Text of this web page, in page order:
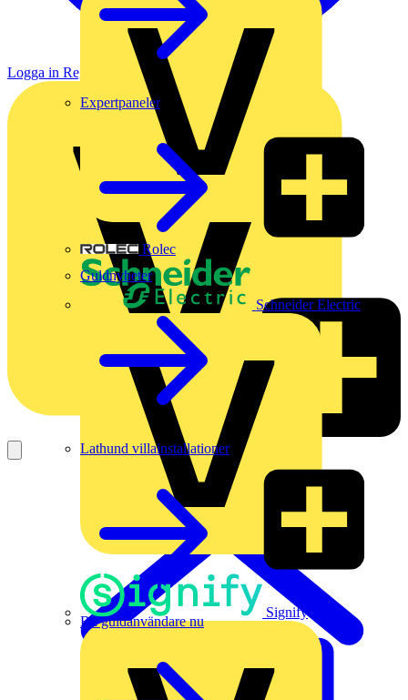
Rolec
Schneider Electric
Signify
Expertpaneler
Guldnyheter
Lathund villainstallationer
Bli guldanvändare nu
Logga in Registrera dig